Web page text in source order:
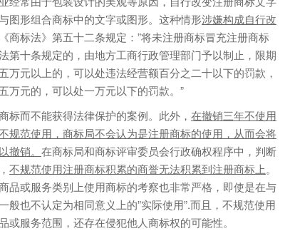
图形组合商标中的文字或图形。这种情形涉嫌构成自行改
商标法》第五十二条规定：”将未注册商标冒充注册商标
第十条规定的，由地方工商行政管理部门予以制止，限期
万元以上的，可以处违法经营额百分之二十以下的罚款，
万元的，可以处一万元以下的罚款。”
而不能获得法律保护的案例。此外， 在撤销三年不使用
规范使用，商标局不会认为是注册商标的使用，从而会将
销。 在商标局和商标评审委员会行政确权程序中，判断
不规范使用注册商标积累的商誉无法积累到注册商标上。
品或服务类别上使用商标的考察也非常严格，即使是在与
般也不认定为相同意义上的”实际使用”.而且，不规范使用
服务范围，还存在侵犯他人商标权的可能性。